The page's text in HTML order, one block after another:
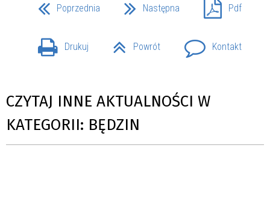
Poprzednia Następna Pdf
Drukuj Powrót Kontakt
CZYTAJ INNE AKTUALNOŚCI W
KATEGORII: BĘDZIN